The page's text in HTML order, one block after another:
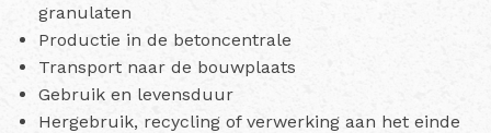
granulaten
Productie in de betoncentrale
Transport naar de bouwplaats
Gebruik en levensduur
Hergebruik, recycling of verwerking aan het einde